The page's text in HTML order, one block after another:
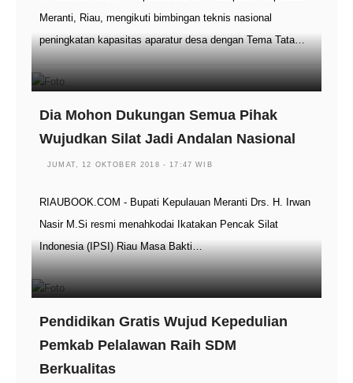
Meranti, Riau, mengikuti bimbingan teknis nasional
peningkatan kapasitas aparatur desa dengan Tema Tata…
Dia Mohon Dukungan Semua Pihak
Wujudkan Silat Jadi Andalan Nasional
JUMAT, 12 OKTOBER 2018 - 17:47 WIB
RIAUBOOK.COM - Bupati Kepulauan Meranti Drs. H. Irwan
Nasir M.Si resmi menahkodai Ikatakan Pencak Silat
Indonesia (IPSI) Riau Masa Bakti…
Pendidikan Gratis Wujud Kepedulian
Pemkab Pelalawan Raih SDM
Berkualitas